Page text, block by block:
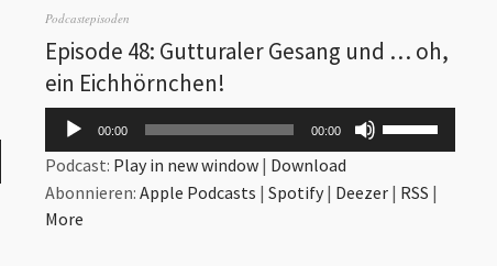
Podcastepisoden
Episode 48: Gutturaler Gesang und … oh,
ein Eichhörnchen!
Audio-
Player
00:00 00:00
um
Podcast: Play in new window| Download
Abonnieren: Apple Podcasts | Spotify| Deezer| RSS |
More